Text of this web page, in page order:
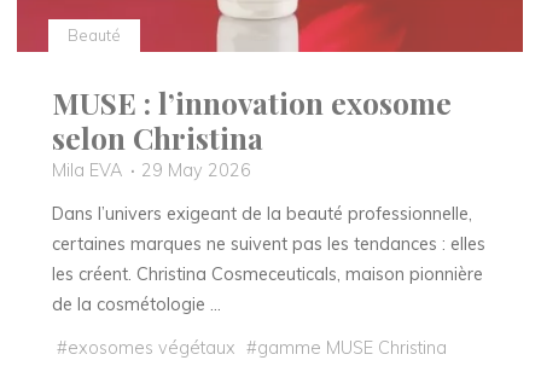
Beauté
MUSE : l’innovation exosome
selon Christina
Mila EVA
29 May 2026
Dans l’univers exigeant de la beauté professionnelle,
certaines marques ne suivent pas les tendances : elles
les créent. Christina Cosmeceuticals, maison pionnière
de la cosmétologie …
#exosomes végétaux #gamme MUSE Christina